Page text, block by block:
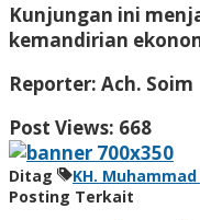
Kunjungan ini
kemandirian
Reporter: Ach. Soim
Post Views: 668
Ditag
KH.
Posting Terkait